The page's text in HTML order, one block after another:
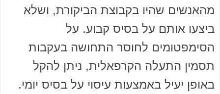
מהאנשים שהיו בקבוצת הביקורת, ושלא
ביצעו אותם על בסיס קבוע. על
הסימפטומים לחוסר התחושה בעקבות
תסמין התעלה הקרפאלית, ניתן להקל
באופן יעיל באמצעות עיסוי על בסיס יומי.